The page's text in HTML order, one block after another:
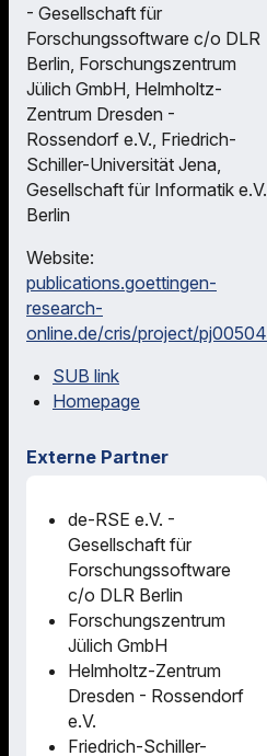
- Gesellschaft für
Forschungssoftware c/o DLR
Berlin, Forschungszentrum
Jülich GmbH, Helmholtz-
Zentrum Dresden -
Rossendorf e.V., Friedrich-
Schiller-Universität Jena,
Gesellschaft für Informatik e.V.
Berlin
Website:
publications.goettingen-
research-
online.de/cris/project/pj00504
SUB link
Homepage
Externe Partner
de-RSE e.V. -
Gesellschaft für
Forschungssoftware
c/o DLR Berlin
Forschungszentrum
Jülich GmbH
Helmholtz-Zentrum
Dresden - Rossendorf
e.V.
Friedrich-Schiller-